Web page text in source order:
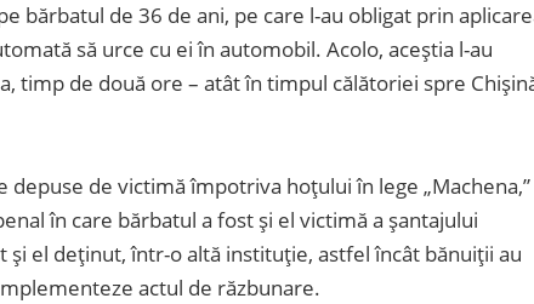
bărbatul de 36 de ani, pe care l-au obligat prin
să urce cu ei în automobil. Acolo, aceștia l-au
timp de două ore – atât în timpul călătoriei spre
de victimă împotriva hoțului în lege „Machena,”
în care bărbatul a fost și el victimă a șantajului
el deținut, într-o altă instituție, astfel încât bănuiții au
actul de răzbunare.